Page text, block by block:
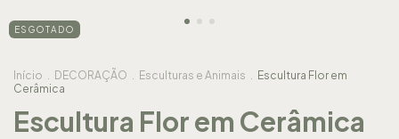
ESGOTADO
Início DECORAÇÃO Esculturas e Animais
Escultura Flor em
Cerâmica
Escultura Flor em Cerâmica